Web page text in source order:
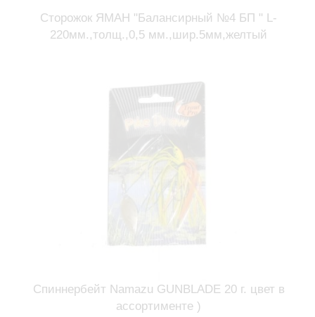
Сторожок ЯМАН "Балансирный №4 БП " L-
220мм.,толщ.,0,5 мм.,шир.5мм,желтый
Спиннербейт Namazu GUNBLADE 20 г. цвет в
ассортименте )